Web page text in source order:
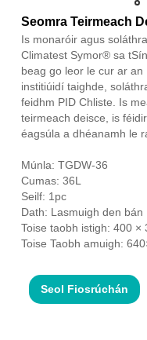
Seomra Teirmeach
Is monaróir agus
Climatest Symor® sa
beag go leor le cur ar
institiúidí taighde,
feidhm PID Chliste. Is
teirmeach deisce, is
éagsúla a dhéanamh le
Múnla: TGDW-36
Cumas: 36L
Seilf: 1pc
Dath: Lasmuigh den bán
Toise taobh istigh: 400 ×
Toise Taobh amuigh:
Seol Fiosrúchán